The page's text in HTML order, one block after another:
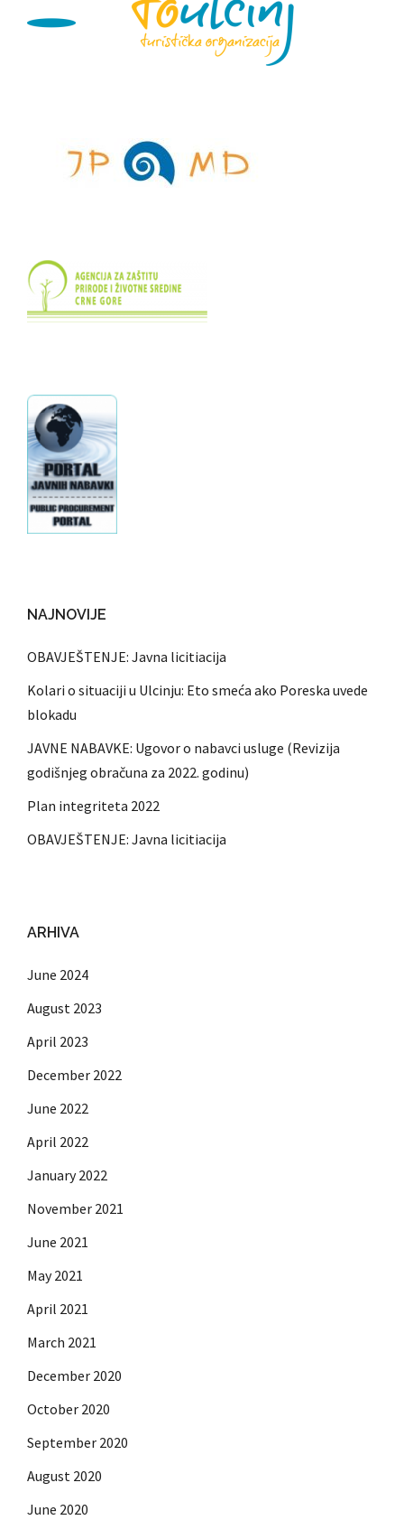
NAJNOVIJE
OBAVJEŠTENJE: Javna licitiacija
Kolari o situaciji u Ulcinju: Eto smeća ako Poreska uvede
blokadu
JAVNE NABAVKE: Ugovor o nabavci usluge (Revizija
godišnjeg obračuna za 2022. godinu)
Plan integriteta 2022
OBAVJEŠTENJE: Javna licitiacija
ARHIVA
June 2024
August 2023
April 2023
December 2022
June 2022
April 2022
January 2022
November 2021
June 2021
May 2021
April 2021
March 2021
December 2020
October 2020
September 2020
August 2020
June 2020